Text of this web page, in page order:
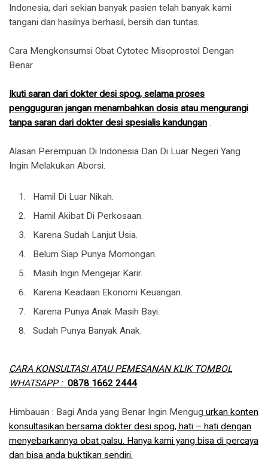
Indonesia, dari sekian banyak pasien telah banyak kami
tangani dan hasilnya berhasil, bersih dan tuntas.
Cara Mengkonsumsi Obat Cytotec Misoprostol Dengan
Benar
Ikuti saran dari dokter desi spog, selama proses
pengguguran jangan menambahkan dosis atau mengurangi
tanpa saran dari dokter desi spesialis kandungan .
Alasan Perempuan Di Indonesia Dan Di Luar Negeri Yang
Ingin Melakukan Aborsi.
Hamil Di Luar Nikah.
Hamil Akibat Di Perkosaan.
Karena Sudah Lanjut Usia.
Belum Siap Punya Momongan.
Masih Ingin Mengejar Karir.
Karena Keadaan Ekonomi Keuangan.
Karena Punya Anak Masih Bayi.
Sudah Punya Banyak Anak.
CARA KONSULTASI ATAU PEMESANAN KLIK TOMBOL
WHATSAPP : 0878 1662 2444
Himbauan : Bagi Anda yang Benar Ingin Mengug urkan konten
konsultasikan bersama dokter desi spog, hati – hati dengan
menyebarkannya obat palsu. Hanya kami yang bisa di percaya
dan bisa anda buktikan sendiri.